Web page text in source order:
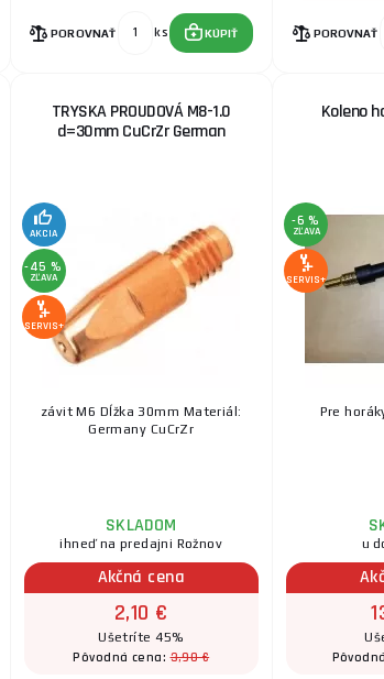
POROVNAŤ ks KÚPIŤ POROVNAŤ
TRYSKA PROUDOVÁ M8-1.0
d=30mm CuCrZr German
AKCIA
-45 %
ZĽAVA
SERVIS+
závit M6 Dĺžka 30mm Materiál:
Germany CuCrZr
SKLADOM
ihneď na predajni Rožnov
Akčná cena
2,10 €
Ušetríte 45%
Pôvodná cena:3,90 €
Koleno
-6 %
ZĽAVA
SERVIS+
Pre
u